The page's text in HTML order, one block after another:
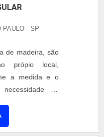
PAULO - SP
de madeira, são
própio local,
a medida e o
do
em diversas
cor branca ou